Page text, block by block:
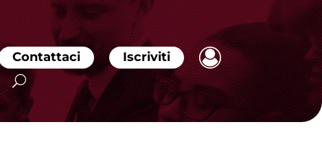
Contattaci Iscriviti